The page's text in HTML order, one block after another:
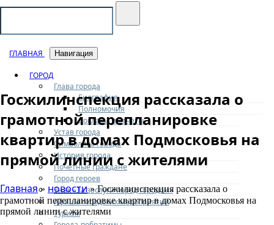
ГЛАВНАЯ Навигация
ГОРОД
Глава города
Биография
Полномочия
Доклады и отчеты
Устав города
Символика города
История города
Почетные граждане
Город героев
Знак «За заслуги перед городом»
Афиша городских мероприятий
Туризм
Госжилинспекция рассказала о
грамотной перепланировке
квартир в домах Подмосковья на
прямой линии с жителями
Главная» новости» Госжилинспекция рассказала о
грамотной перепланировке квартир в домах Подмосковья на
прямой линии с жителями